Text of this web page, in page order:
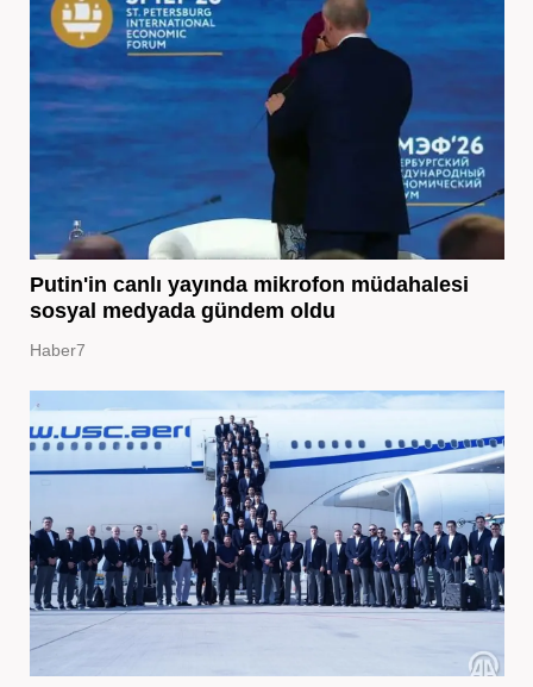
Putin'in canlı yayında mikrofon müdahalesi
sosyal medyada gündem oldu
Haber7